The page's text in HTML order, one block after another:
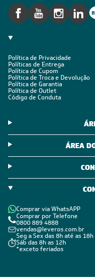
Política de Privacidade
Políticas de Entrega
Política de Cupom
Política de Troca e Devolução
Política de Garantia
Política de Outlet
Código de Conduta
ÁREA
Comprar via WhatsAPP
Comprar por Telefone
0800 889 4888
vendas@leveros.com.br
Seg a Sex das 8h até as 18h
Sáb das 8h as 12h
*exceto feriados